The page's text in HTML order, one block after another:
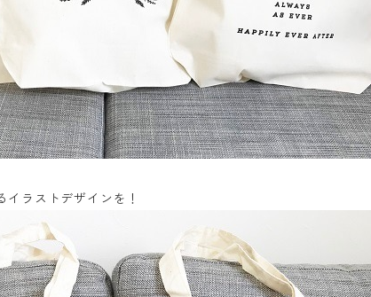
ラストデザインを！